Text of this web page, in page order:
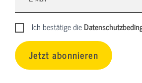
Ich bestätige die
Jetzt abonnieren